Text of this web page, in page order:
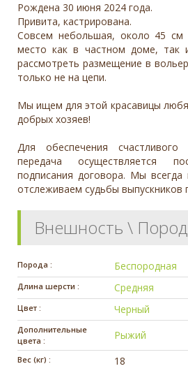
Рождена 30 июня 2024 года.
Привита, кастрирована.
Совсем небольшая, около 45 см
место как в частном доме, так
рассмотреть размещение в
только не на цепи.
Мы ищем для этой красавицы
добрых хозяев!
Для обеспечения
передача осуществляется
подписания договора. Мы
отслеживаем судьбы выпускников
Внешность \
Порода : Беспородная
Длина шерсти : Средняя
Цвет : Черный
Дополнительные
цвета :
Рыжий
Вес (кг) : 18